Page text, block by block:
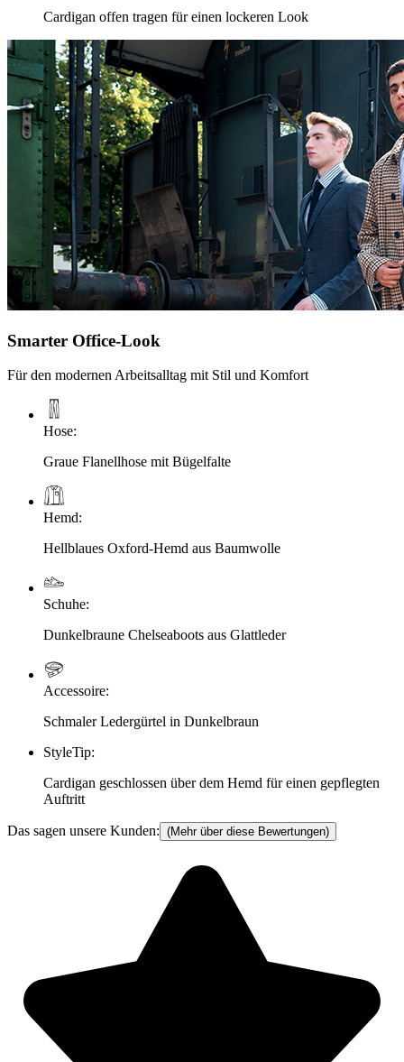
Cardigan offen tragen für einen lockeren Look
Smarter Office-Look
Für den modernen Arbeitsalltag mit Stil und Komfort
Hose:
Graue Flanellhose mit Bügelfalte
Hemd:
Hellblaues Oxford-Hemd aus Baumwolle
Schuhe:
Dunkelbraune Chelseaboots aus Glattleder
Accessoire:
Schmaler Ledergürtel in Dunkelbraun
StyleTip:
Cardigan geschlossen über dem Hemd für einen gepflegten
Auftritt
Das sagen unsere Kunden: (Mehr über diese Bewertungen)